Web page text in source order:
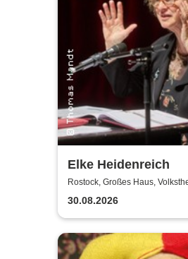
Elke Heidenreich
Rostock, Großes Haus,
30.08.2026